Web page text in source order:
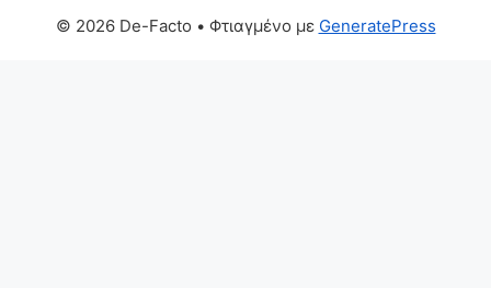
© 2026 De-Facto • Φτιαγμένο με GeneratePress